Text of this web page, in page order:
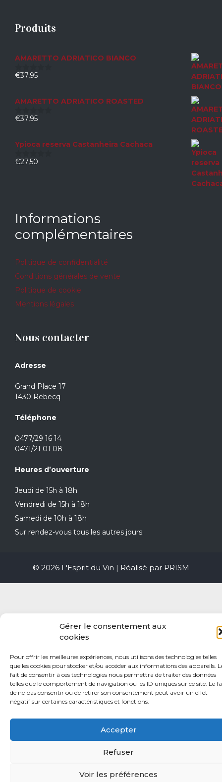
Gérer le consentement aux
cookies
Pour offrir les meilleures expériences, nous utilisons des technologies telles
que les cookies pour stocker et/ou accéder aux informations des appareils.
fait de consentir à ces technologies nous permettra de traiter des données
telles que le comportement de navigation ou les ID uniques sur ce site. Le
de ne pas consentir ou de retirer son consentement peut avoir un effet
négatif sur certaines caractéristiques et fonctions.
Accepter
Refuser
Voir les préférences
Produits
AMARETTO ADRIATICO BIANCO
0
€37,95
AMARETTO ADRIATICO ROASTED
0
€37,95
Ypioca reserva Castanheira Cachaca
0
€27,50
Informations
complémentaires
Politique de confidentialité
Conditions générales de vente
Politique de cookie
Mentions légales
Nous contacter
Adresse
Grand Place 17
1430 Rebecq
Téléphone
0477/29 16 14
0471/21 01 08
Heures d’ouverture
Jeudi de 15h à 18h
Vendredi de 15h à 18h
Samedi de 10h à 18h
Sur rendez-vous tous les autres jours.
© 2026 L'Esprit du Vin | Réalisé par PRISM